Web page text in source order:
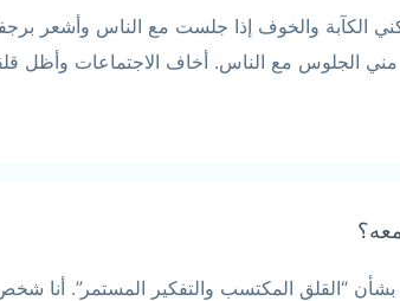
مشكلتي من 10 سنوات تتملكني الكآبة والخوف إذا جلست
مني الجلوس مع الناس. أخاف الاجتماعات
بشأن “القلق المكتسب والتفكير المستمر”. أنا